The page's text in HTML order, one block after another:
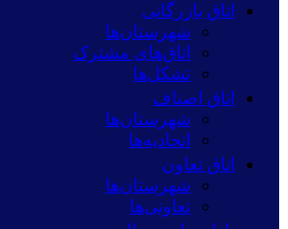
اتاق بازرگانی
شهرستان‌ها
اتاق‌های مشترک
تشکل‌ها
اتاق اصناف
شهرستان‌ها
اتحادیه‌ها
اتاق تعاون
شهرستان‌ها
تعاونی‌ها